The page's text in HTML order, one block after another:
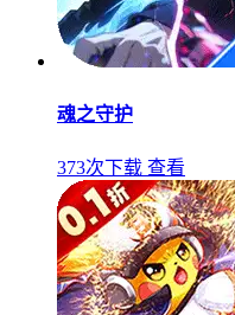
魂之守护
373次下载 查看